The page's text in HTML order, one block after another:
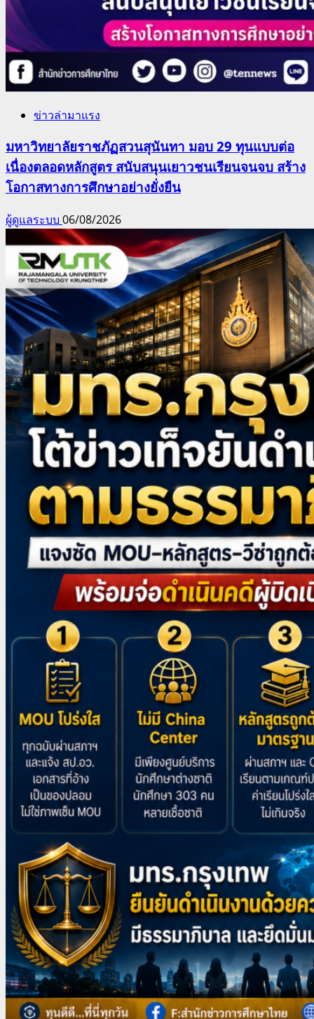
ข่าวล่ามาแรง
มหาวิทยาลัยราชภัฏสวนสุนันทา มอบ 29 ทุนแบบต่อ
เนื่องตลอดหลักสูตร สนับสนุนเยาวชนเรียนจนจบ สร้าง
โอกาสทางการศึกษาอย่างยั่งยืน
ผู้ดูแลระบบ 06/08/2026